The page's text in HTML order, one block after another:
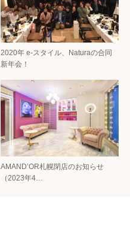
2020年 e-スタイル、Naturaの合同
新年会！
AMAND’OR札幌閉店のお知らせ
（2023年4…